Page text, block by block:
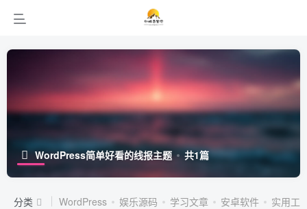
WordPress简单好看的线报主题 共1篇
分类 WordPress 娱乐源码 学习文章 安卓软件
实用工